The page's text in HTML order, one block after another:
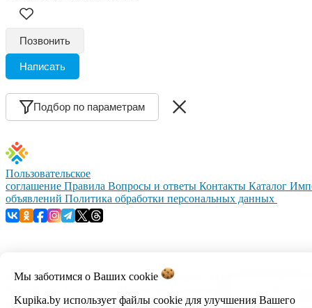
Позвонить
Написать
Подбор по параметрам
Мы заботимся о Ваших cookie
Kupika.by использует файлы cookie для улучшения Вашего
Пользовательское
соглашение Правила Вопросы и ответы Контакты Каталог
объявлений Политика обработки персональных данных
© 1999–2026, ООО «Открытый контакт». УНП 100008738.
Время работы с 09:00 до 18:00.